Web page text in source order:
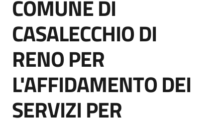
telematiche
English
site
COMUNE DI
CASALECCHIO DI
RENO PER
L'AFFIDAMENTO DEI
SERVIZI PER